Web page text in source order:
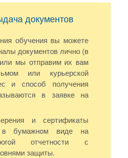
документов
обучения вы можете
документов лично (в
мы отправим их вам
или курьерской
и способ получения
в заявке на
и сертификаты
в бумажном виде на
отчетности с
защиты.